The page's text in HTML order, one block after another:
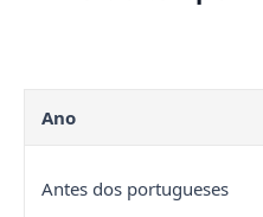
Ano
Antes dos portugueses